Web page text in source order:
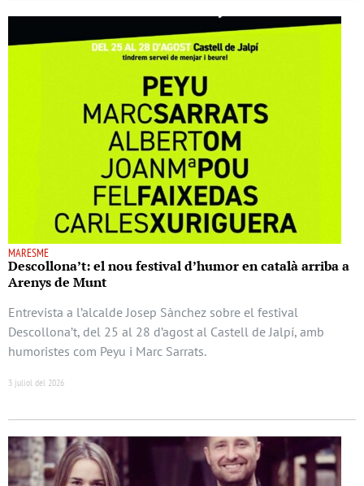
MARESME
Descollona’t: el nou festival d’humor en català arriba a
Arenys de Munt
Entrevista a l’alcalde Josep Sànchez sobre el festival
Descollona’t, del 25 al 28 d’agost al Castell de Jalpí, amb
humoristes com Peyu i Marc Sarrats.
3 juliol del 2026